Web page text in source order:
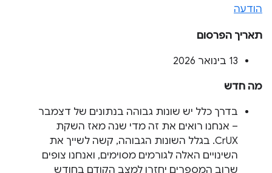
הודעה
תאריך הפרסום
‫13 בינואר 2026
מה חדש
בדרך כלל יש שונות גבוהה בנתונים של דצמבר
– אנחנו רואים את זה מדי שנה מאז השקת
CrUX. בגלל השונות הגבוהה, קשה לשייך את
השינויים האלה לגורמים מסוימים, ואנחנו צופים
שרוב המספרים יחזרו למצב הקודם בחודש